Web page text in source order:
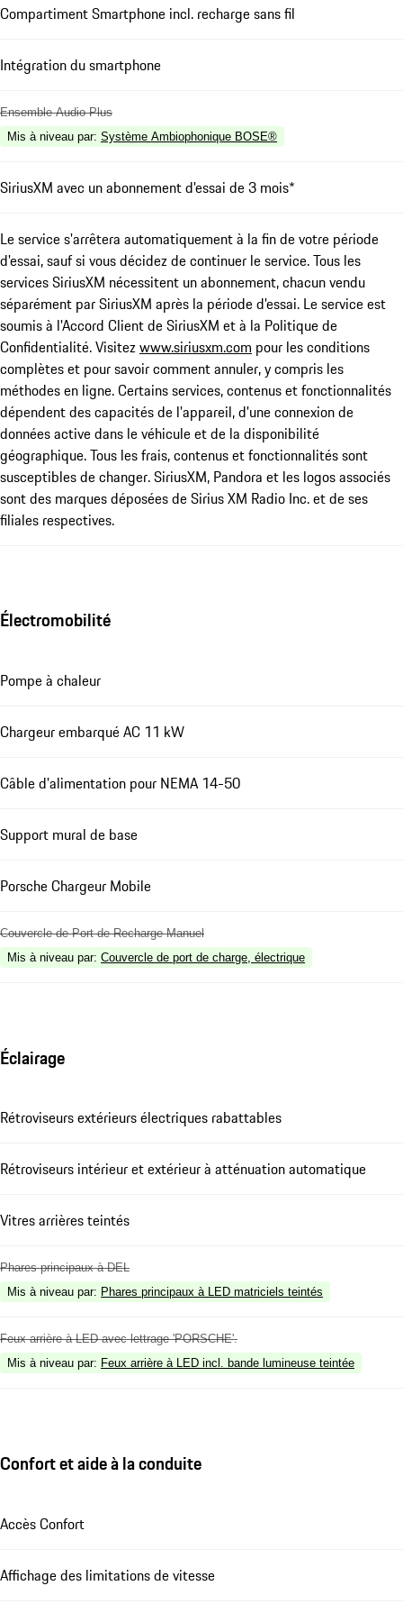
Compartiment Smartphone incl. recharge sans fil
Intégration du smartphone
Ensemble Audio Plus
Mis à niveau par: Système Ambiophonique BOSE®
SiriusXM avec un abonnement d'essai de 3 mois*
Le service s'arrêtera automatiquement à la fin de votre période
d'essai, sauf si vous décidez de continuer le service. Tous les
services SiriusXM nécessitent un abonnement, chacun vendu
séparément par SiriusXM après la période d'essai. Le service est
soumis à l'Accord Client de SiriusXM et à la Politique de
Confidentialité. Visitezwww.siriusxm.com pour les conditions
complètes et pour savoir comment annuler, y compris les
méthodes en ligne. Certains services, contenus et fonctionnalités
dépendent des capacités de l'appareil, d'une connexion de
données active dans le véhicule et de la disponibilité
géographique. Tous les frais, contenus et fonctionnalités sont
susceptibles de changer. SiriusXM, Pandora et les logos associés
sont des marques déposées de Sirius XM Radio Inc. et de ses
filiales respectives.
Électromobilité
Pompe à chaleur
Chargeur embarqué AC 11 kW
Câble d'alimentation pour NEMA 14-50
Support mural de base
Porsche Chargeur Mobile
Couvercle de Port de Recharge Manuel
Mis à niveau par: Couvercle de port de charge, électrique
Éclairage
Rétroviseurs extérieurs électriques rabattables
Rétroviseurs intérieur et extérieur à atténuation automatique
Vitres arrières teintés
Phares principaux à DEL
Mis à niveau par: Phares principaux à LED matriciels teintés
Feux arrière à LED avec lettrage 'PORSCHE'.
Mis à niveau par: Feux arrière à LED incl. bande lumineuse teintée
Confort et aide à la conduite
Accès Confort
Affichage des limitations de vitesse